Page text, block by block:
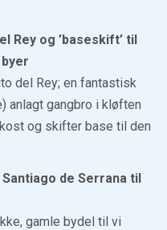
Rey og ’baseskift’ til
del Rey; en fantastisk
anlagt gangbro i kløften
og skifter base til den
Santiago de Serrana til
gamle bydel til vi